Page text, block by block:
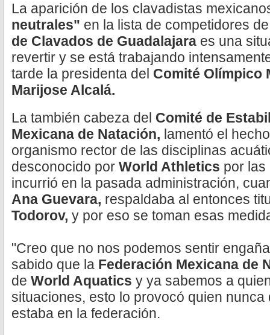
La aparición de los clavadistas
neutrales" en la lista de competidores
de Clavados de Guadalajara es una
revertir y se está trabajando
tarde la presidenta del Comité Olímpico
Marijose Alcalá.
La también cabeza del Comité de
Mexicana de Natación, lamentó el
organismo rector de las disciplinas
desconocido por World Athletics por las
incurrió en la pasada administración,
Ana Guevara, respaldaba al entonces
Todorov, y por eso se toman esas
"Creo que no nos podemos sentir
sabido que la Federación Mexicana de
de World Aquatics y ya sabemos a
situaciones, esto lo provocó quien nunca
estaba en la federación.